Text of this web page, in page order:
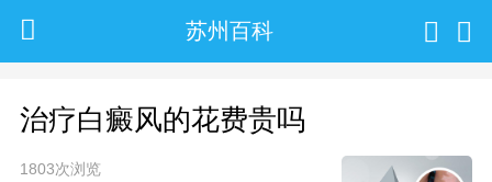
苏州百科
治疗白癜风的花费贵吗
1803次浏览